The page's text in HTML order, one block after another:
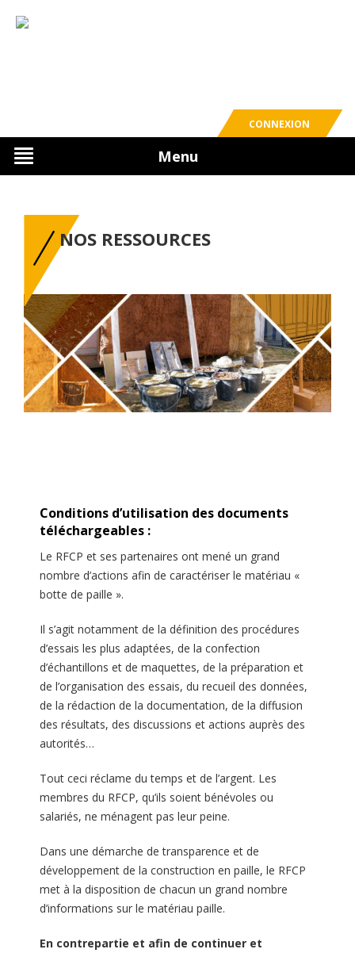
Menu
CONNEXION
NOS RESSOURCES
Conditions d’utilisation des documents
téléchargeables :
Le RFCP et ses partenaires ont mené un grand
nombre d’actions afin de caractériser le matériau «
botte de paille ».
Il s’agit notamment de la définition des procédures
d’essais les plus adaptées, de la confection
d’échantillons et de maquettes, de la préparation et
de l’organisation des essais, du recueil des données,
de la rédaction de la documentation, de la diffusion
des résultats, des discussions et actions auprès des
autorités…
Tout ceci réclame du temps et de l’argent. Les
membres du RFCP, qu’ils soient bénévoles ou
salariés, ne ménagent pas leur peine.
Dans une démarche de transparence et de
développement de la construction en paille, le RFCP
met à la disposition de chacun un grand nombre
d’informations sur le matériau paille.
En contrepartie et afin de continuer et